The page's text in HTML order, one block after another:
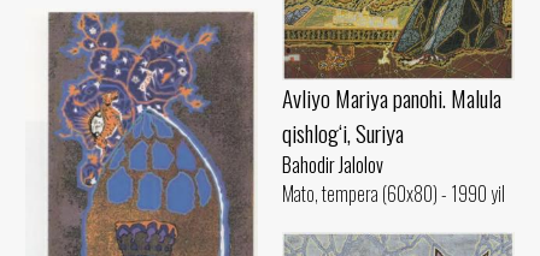
Avliyo Mariya panohi. Malula
qishlog‘i, Suriya
Bahodir Jalolov
Mato, tempera (60x80) - 1990 yil